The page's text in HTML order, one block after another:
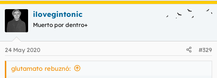
ilovegintonic
Muerto por dentro+
24 May 2020 #329
glutamato rebuznó: